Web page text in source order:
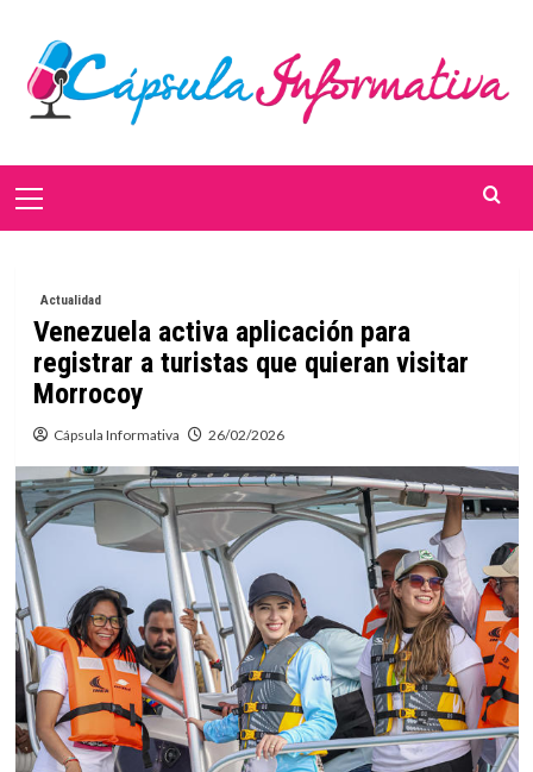
contenido
Menú
Actualidad
Venezuela activa aplicación para
registrar a turistas que quieran visitar
Morrocoy
Cápsula Informativa 26/02/2026